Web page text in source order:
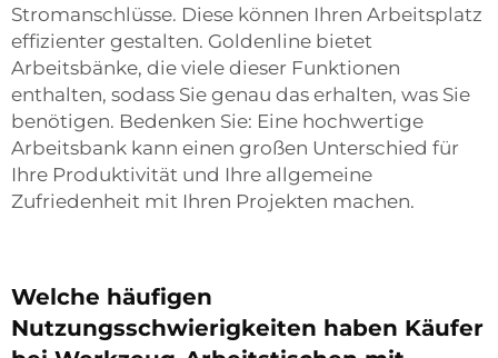
Stromanschlüsse. Diese können Ihren Arbeitsplatz
effizienter gestalten. Goldenline bietet
Arbeitsbänke, die viele dieser Funktionen
enthalten, sodass Sie genau das erhalten, was Sie
benötigen. Bedenken Sie: Eine hochwertige
Arbeitsbank kann einen großen Unterschied für
Ihre Produktivität und Ihre allgemeine
Zufriedenheit mit Ihren Projekten machen.
Welche häufigen
Nutzungsschwierigkeiten haben Käufer